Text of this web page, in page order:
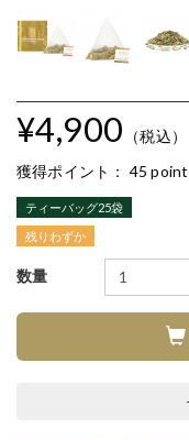
¥4,900 （税込）
獲得ポイント： 45 point
ティーバッグ25袋
残りわずか
数量